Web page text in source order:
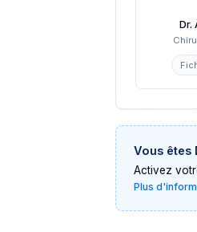
Dr.
Vous êtes
Activez
Plus